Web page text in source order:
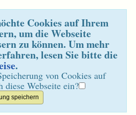
Cookies auf Ihrem
um die Webseite
zu können. Um mehr
lesen Sie bitte die
.
von Cookies auf
diese Webseite ein?